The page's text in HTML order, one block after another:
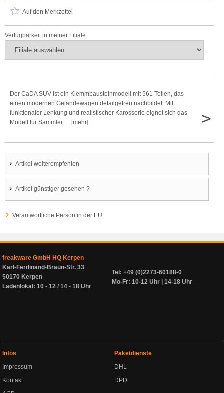
Auf den Merkzettel
Verfügbarkeit in meiner Filiale
Der CaDA SUV ist ein Klemmbausteinmodell mit 561 Teilen, das
einen modernen Geländewagen detailgetreu nachbildet. Mit
funktionaler Lenkung und realistischer Karosserie eignet sich das
Modell für Sammler, ... [mehr]
>
Artikel weiterempfehlen
Artikel günstiger gesehen ?
Verantwortliche Person in der EU
freakware GmbH HQ Kerpen
Karl-Ferdinand-Braun-Str. 33
50170 Kerpen
Ladenlokal: 10 - 12 / 14 - 18 Uhr
Tel: +49 (0)2273-60188-0
Mo-Fr: 10-12 Uhr | 14-18 Uhr
Infos
Impressum
Kontakt
Paketdienste
DHL
DPD